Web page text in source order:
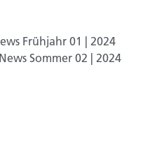
Frühjahr 01 | 2024
Sommer 02 | 2024